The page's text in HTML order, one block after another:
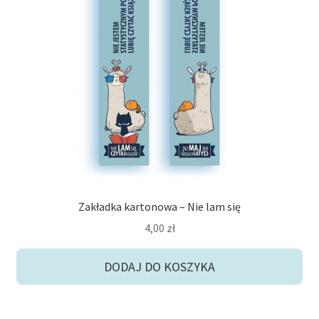
Zakładka kartonowa – Nie lam się
4,00 zł
DODAJ DO KOSZYKA